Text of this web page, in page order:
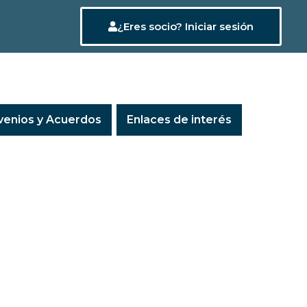
¿Eres socio? Iniciar sesión
y Acuerdos Enlaces de interés